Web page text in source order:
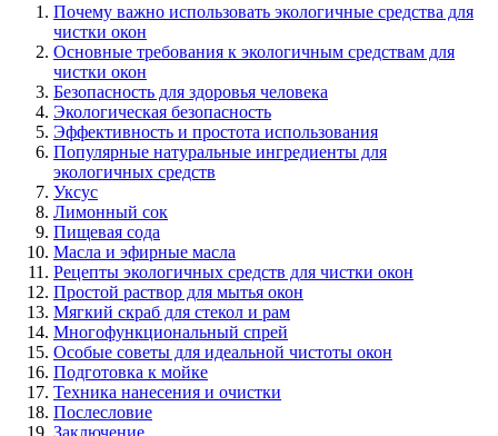
Почему важно использовать экологичные средства для
чистки окон
Основные требования к экологичным средствам для
чистки окон
Безопасность для здоровья человека
Экологическая безопасность
Эффективность и простота использования
Популярные натуральные ингредиенты для
экологичных средств
Уксус
Лимонный сок
Пищевая сода
Масла и эфирные масла
Рецепты экологичных средств для чистки окон
Простой раствор для мытья окон
Мягкий скраб для стекол и рам
Многофункциональный спрей
Особые советы для идеальной чистоты окон
Подготовка к мойке
Техника нанесения и очистки
Послесловие
Заключение